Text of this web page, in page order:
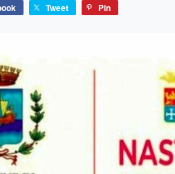
Tweet Pin